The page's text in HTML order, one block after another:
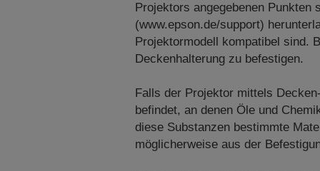
Projektors angegebenen
(www.epson.de/support)
Projektormodell kompatibel sind.
Deckenhalterung zu befestigen.
Falls der Projektor mittels
befindet, an denen Öle und
diese Substanzen bestimmte
möglicherweise aus der